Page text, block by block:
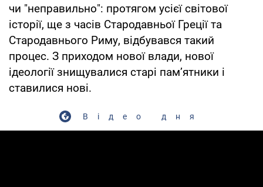
чи "неправильно": протягом усієї світової
історії, ще з часів Стародавньої Греції та
Стародавнього Риму, відбувався такий
процес. З приходом нової влади, нової
ідеології знищувалися старі пам’ятники і
ставилися нові.
Відео дня